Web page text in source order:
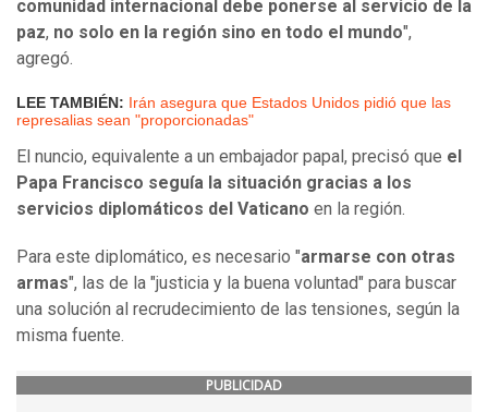
comunidad internacional debe ponerse al servicio de la
paz, no solo en la región sino en todo el mundo",
agregó.
LEE TAMBIÉN: Irán asegura que Estados Unidos pidió que las
represalias sean "proporcionadas"
El nuncio, equivalente a un embajador papal, precisó que el
Papa Francisco seguía la situación gracias a los
servicios diplomáticos del Vaticano en la región.
Para este diplomático, es necesario "armarse con otras
armas", las de la "justicia y la buena voluntad" para buscar
una solución al recrudecimiento de las tensiones, según la
misma fuente.
PUBLICIDAD